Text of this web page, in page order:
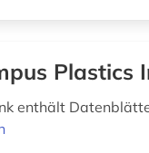
Plastics
enthält